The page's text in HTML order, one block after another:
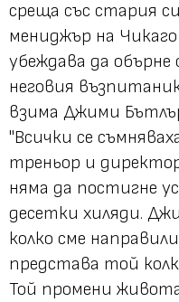
среща със стария
мениджър на
убеждава да обърне
неговия
взима Джими
"Всички се
треньор и
няма да постигне
десетки хиляди.
колко сме
представа той
Той промени